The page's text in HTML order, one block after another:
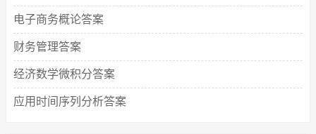
电子商务概论答案
财务管理答案
经济数学微积分答案
应用时间序列分析答案